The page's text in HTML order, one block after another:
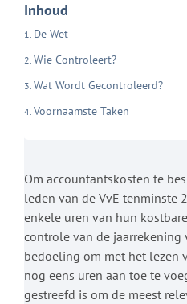
Inhoud
De Wet
Wie Controleert?
Wat Wordt Gecontroleerd?
Voornaamste Taken
Om accountantskosten te
leden van de VvE tenminste
enkele uren van hun
controle van de jaarrekening
bedoeling om met het lezen
nog eens uren aan toe te
gestreefd is om de meest